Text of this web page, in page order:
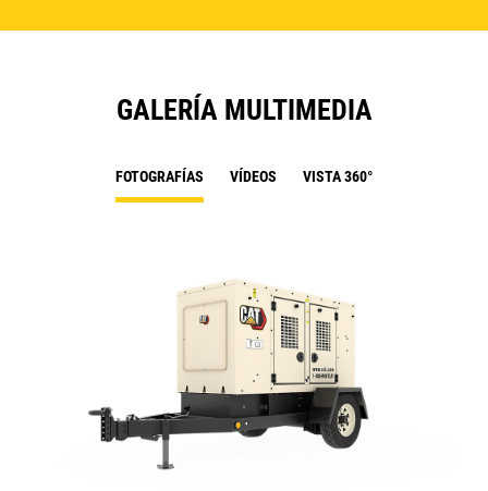
GALERÍA MULTIMEDIA
FOTOGRAFÍAS VÍDEOS VISTA 360°